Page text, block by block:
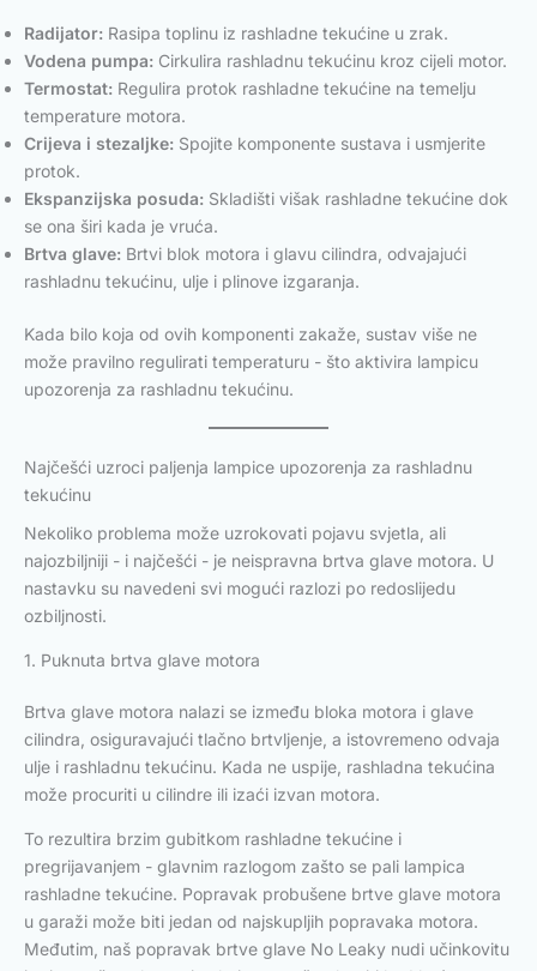
Radijator: Rasipa toplinu iz rashladne tekućine u zrak.
Vodena pumpa: Cirkulira rashladnu tekućinu kroz cijeli motor.
Termostat: Regulira protok rashladne tekućine na temelju
temperature motora.
Crijeva i stezaljke: Spojite komponente sustava i usmjerite
protok.
Ekspanzijska posuda: Skladišti višak rashladne tekućine dok
se ona širi kada je vruća.
Brtva glave: Brtvi blok motora i glavu cilindra, odvajajući
rashladnu tekućinu, ulje i plinove izgaranja.
Kada bilo koja od ovih komponenti zakaže, sustav više ne
može pravilno regulirati temperaturu - što aktivira lampicu
upozorenja za rashladnu tekućinu.
Najčešći uzroci paljenja lampice upozorenja za rashladnu
tekućinu
Nekoliko problema može uzrokovati pojavu svjetla, ali
najozbiljniji - i najčešći - je neispravna brtva glave motora. U
nastavku su navedeni svi mogući razlozi po redoslijedu
ozbiljnosti.
1. Puknuta brtva glave motora
Brtva glave motora nalazi se između bloka motora i glave
cilindra, osiguravajući tlačno brtvljenje, a istovremeno odvaja
ulje i rashladnu tekućinu. Kada ne uspije, rashladna tekućina
može procuriti u cilindre ili izaći izvan motora.
To rezultira brzim gubitkom rashladne tekućine i
pregrijavanjem - glavnim razlogom zašto se pali lampica
rashladne tekućine. Popravak probušene brtve glave motora
u garaži može biti jedan od najskupljih popravaka motora.
Međutim, naš popravak brtve glave No Leaky nudi učinkovitu